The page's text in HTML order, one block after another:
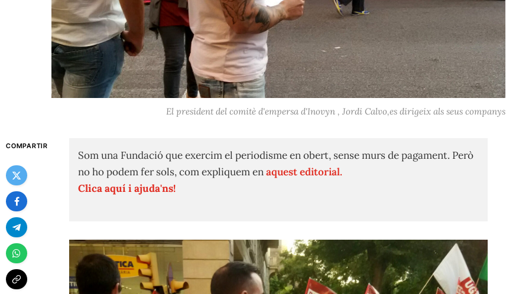
El president del comitè d'empersa d'Inovyn , Jordi Calvo,es dirigeix als seus companys
COMPARTIR
Som una Fundació que exercim el periodisme en obert, sense murs de pagament. Però
no ho podem fer sols, com expliquem enaquest editorial.
Clica aquí i ajuda'ns!